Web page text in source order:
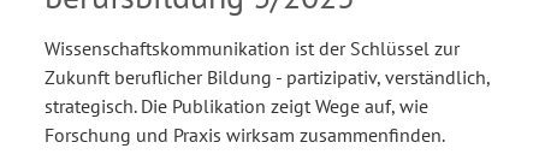
Wissenschaftskommunikation ist der Schlüssel zur
Zukunft beruflicher Bildung - partizipativ, verständlich,
strategisch. Die Publikation zeigt Wege auf, wie
Forschung und Praxis wirksam zusammenfinden.